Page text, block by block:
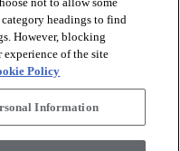
headings to find
However, blocking
of the site
Policy
Information